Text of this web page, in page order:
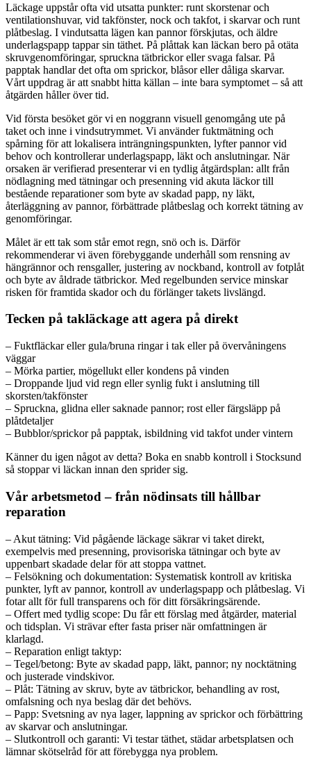
Läckage uppstår ofta vid utsatta punkter: runt skorstenar och
ventilationshuvar, vid takfönster, nock och takfot, i skarvar och runt
plåtbeslag. I vindutsatta lägen kan pannor förskjutas, och äldre
underlagspapp tappar sin täthet. På plåttak kan läckan bero på otäta
skruvgenomföringar, spruckna tätbrickor eller svaga falsar. På
papptak handlar det ofta om sprickor, blåsor eller dåliga skarvar.
Vårt uppdrag är att snabbt hitta källan – inte bara symptomet – så att
åtgärden håller över tid.
Vid första besöket gör vi en noggrann visuell genomgång ute på
taket och inne i vindsutrymmet. Vi använder fuktmätning och
spårning för att lokalisera inträngningspunkten, lyfter pannor vid
behov och kontrollerar underlagspapp, läkt och anslutningar. När
orsaken är verifierad presenterar vi en tydlig åtgärdsplan: allt från
nödlagning med tätningar och presenning vid akuta läckor till
bestående reparationer som byte av skadad papp, ny läkt,
återläggning av pannor, förbättrade plåtbeslag och korrekt tätning av
genomföringar.
Målet är ett tak som står emot regn, snö och is. Därför
rekommenderar vi även förebyggande underhåll som rensning av
hängrännor och rensgaller, justering av nockband, kontroll av fotplåt
och byte av åldrade tätbrickor. Med regelbunden service minskar
risken för framtida skador och du förlänger takets livslängd.
Tecken på takläckage att agera på direkt
– Fuktfläckar eller gula/bruna ringar i tak eller på övervåningens
väggar
– Mörka partier, mögellukt eller kondens på vinden
– Droppande ljud vid regn eller synlig fukt i anslutning till
skorsten/takfönster
– Spruckna, glidna eller saknade pannor; rost eller färgsläpp på
plåtdetaljer
– Bubblor/sprickor på papptak, isbildning vid takfot under vintern
Känner du igen något av detta? Boka en snabb kontroll i Stocksund
så stoppar vi läckan innan den sprider sig.
Vår arbetsmetod – från nödinsats till hållbar
reparation
– Akut tätning: Vid pågående läckage säkrar vi taket direkt,
exempelvis med presenning, provisoriska tätningar och byte av
uppenbart skadade delar för att stoppa vattnet.
– Felsökning och dokumentation: Systematisk kontroll av kritiska
punkter, lyft av pannor, kontroll av underlagspapp och plåtbeslag. Vi
fotar allt för full transparens och för ditt försäkringsärende.
– Offert med tydlig scope: Du får ett förslag med åtgärder, material
och tidsplan. Vi strävar efter fasta priser när omfattningen är
klarlagd.
– Reparation enligt taktyp:
– Tegel/betong: Byte av skadad papp, läkt, pannor; ny nocktätning
och justerade vindskivor.
– Plåt: Tätning av skruv, byte av tätbrickor, behandling av rost,
omfalsning och nya beslag där det behövs.
– Papp: Svetsning av nya lager, lappning av sprickor och förbättring
av skarvar och anslutningar.
– Slutkontroll och garanti: Vi testar täthet, städar arbetsplatsen och
lämnar skötselråd för att förebygga nya problem.